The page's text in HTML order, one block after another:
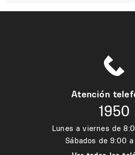
Atención
1950
Lunes a viernes de
Sábados de 9:00